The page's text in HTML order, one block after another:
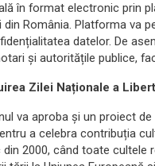
în format electronic prin
din România. Platforma va
datelor. De
și autoritățile publice,
Zilei Naționale a
va aproba și un proiect
a celebra contribuția
2000, când toate cultele